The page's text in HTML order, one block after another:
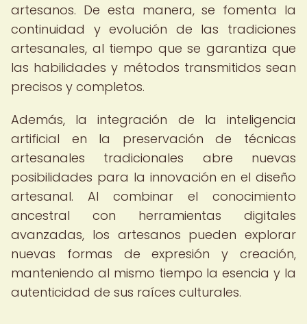
artesanos. De esta manera, se fomenta la
continuidad y evolución de las tradiciones
artesanales, al tiempo que se garantiza que
las habilidades y métodos transmitidos sean
precisos y completos.
Además, la integración de la inteligencia
artificial en la preservación de técnicas
artesanales tradicionales abre nuevas
posibilidades para la innovación en el diseño
artesanal. Al combinar el conocimiento
ancestral con herramientas digitales
avanzadas, los artesanos pueden explorar
nuevas formas de expresión y creación,
manteniendo al mismo tiempo la esencia y la
autenticidad de sus raíces culturales.